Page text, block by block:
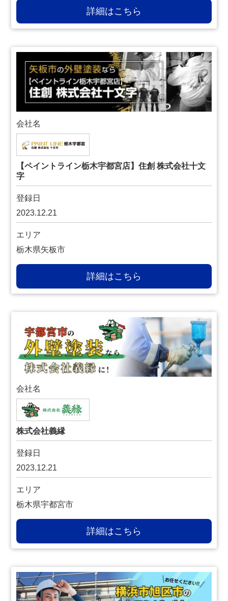
詳細はこちら
会社名
【ペイントライン栃木宇都宮店】住創 株式会社十文
字
登録日
2023.12.21
エリア
栃木県矢板市
詳細はこちら
会社名
株式会社義縁
登録日
2023.12.21
エリア
栃木県宇都宮市
詳細はこちら